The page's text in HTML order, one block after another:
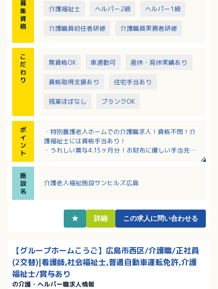
て、1ユニット9～11名
募
集
資
格
介護福祉士 ヘルパー2級 ヘルパー1級
介護職員初任者研修 介護職員実務者研修
こ
だ
わ
り
無資格OK 車通勤可 産休・育休実績あり
資格取得支援あり 住宅手当あり
残業ほぼなし ブランクOK
ポ
イ
ン
ト
・特別養護老人ホームでの介護職求人！資格不問！介
護福祉士には資格手当あり！
・うれしい賞与4.15ヶ月分！お財布に優しい手当充実
プアップが出来るのが魅力！資格取得支援制度や資格
取得合格祝金もあり！
・職員専用託児所あり！小学3年生まで利用可能！
施
設
名
介護老人福祉施設サンヒルズ広島
★ 詳細 この求人に問い合わせる
【グループホームこうご】広島市西区/介護職/正社員
(2交替)|看護師,社会福祉士,普通自動車運転免許,介護
福祉士/賞与あり
の介護・ヘルパー職求人情報